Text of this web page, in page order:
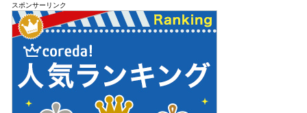
スポンサーリンク